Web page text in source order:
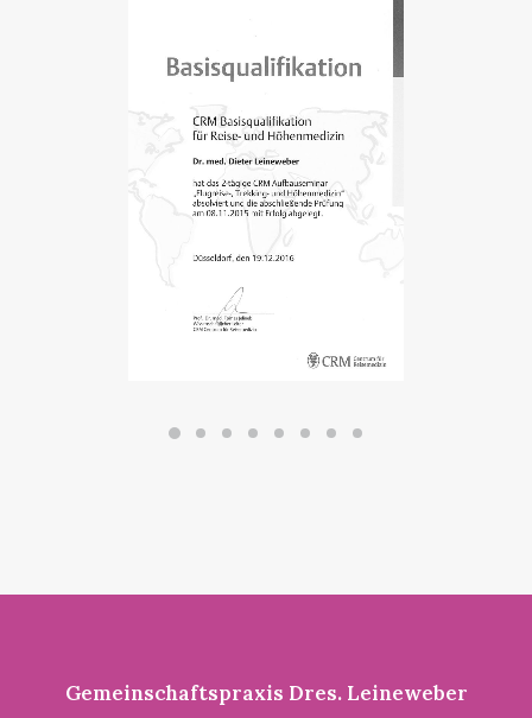
Gemeinschaftspraxis Dres. Leineweber